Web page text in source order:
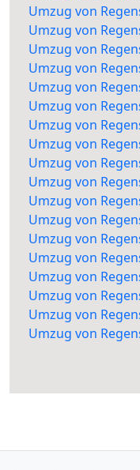
Umzug von
Umzug von
Umzug von
Umzug von
Umzug von
Umzug von
Umzug von
Umzug von
Umzug von
Umzug von
Umzug von
Umzug von
Umzug von
Umzug von
Umzug von
Umzug von
Umzug von
Umzug von